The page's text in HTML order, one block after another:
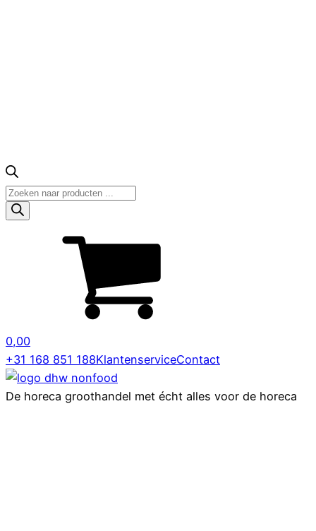
Producten
zoeken
0,00
+31 168 851 188KlantenserviceContact
De horeca groothandel met écht alles voor de horeca